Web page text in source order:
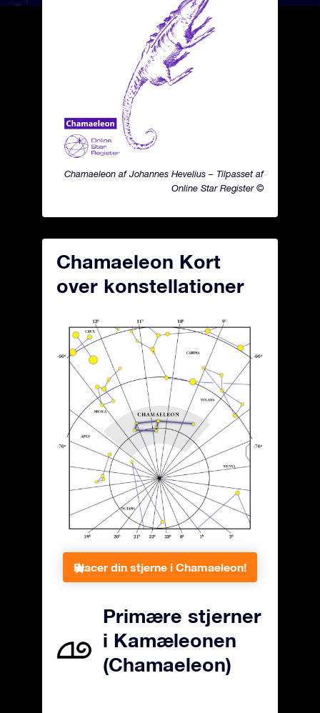
Chamaeleon af Johannes Hevelius – Tilpasset af
Online Star Register ©
Chamaeleon Kort
over konstellationer
Placer din stjerne i Chamaeleon!
Primære stjerner
i Kamæleonen
(Chamaeleon)